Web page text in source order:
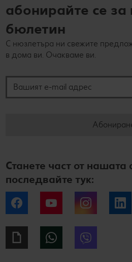
абонирайте се
бюлетин
С нюзлетъра ни свежите
в дома ви. Очакваме ви.
Станете част от
последвайте тук:
Facebook YouTube Instagram
Giphy WhatsApp